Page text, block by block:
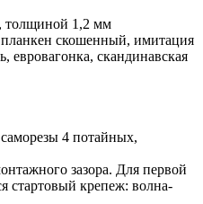
толщиной 1,2 мм
скошенный, имитация
евровагонка, скандинавская
4 потайных,
зазора. Для первой
стартовый крепеж: волна-